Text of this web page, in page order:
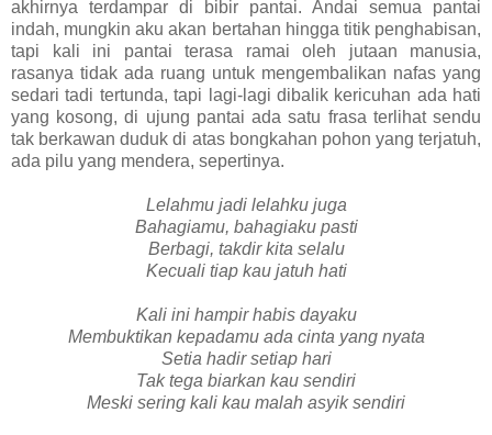
akhirnya terdampar di bibir pantai. Andai semua pantai
indah, mungkin aku akan bertahan hingga titik penghabisan,
tapi kali ini pantai terasa ramai oleh jutaan manusia,
rasanya tidak ada ruang untuk mengembalikan nafas yang
sedari tadi tertunda, tapi lagi-lagi dibalik kericuhan ada hati
yang kosong, di ujung pantai ada satu frasa terlihat sendu
tak berkawan duduk di atas bongkahan pohon yang terjatuh,
ada pilu yang mendera, sepertinya.
Lelahmu jadi lelahku juga
Bahagiamu, bahagiaku pasti
Berbagi, takdir kita selalu
Kecuali tiap kau jatuh hati
Kali ini hampir habis dayaku
Membuktikan kepadamu ada cinta yang nyata
Setia hadir setiap hari
Tak tega biarkan kau sendiri
Meski sering kali kau malah asyik sendiri